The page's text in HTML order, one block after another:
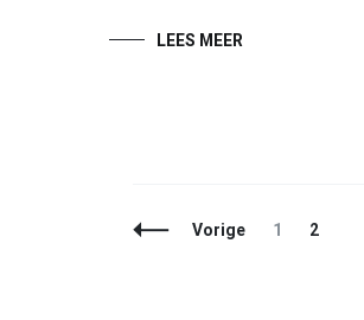
LEES MEER
Berichtnavigatie
Vorige Pagina
1 Pagina
2